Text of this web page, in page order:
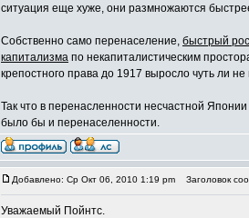
ситуация еще хуже, они размножаются
Собственно само перенаселение, быстрый
капитализма по некапиталистическим
крепостного права до 1917 выросло чуть ли
Так что в перенасленности несчастной
было бы и перенаселенности.
Добавлено: Ср Окт 06, 2010 1:19 pm Заголовок
Уважаемый Пойнтс.